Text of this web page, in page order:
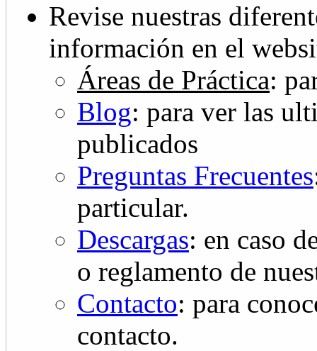
Revise nuestras
información en el
Áreas de Práctica:
Blog: para ver las
publicados
Preguntas Frecuentes
particular.
Descargas: en caso
o reglamento de
Contacto: para
contacto.